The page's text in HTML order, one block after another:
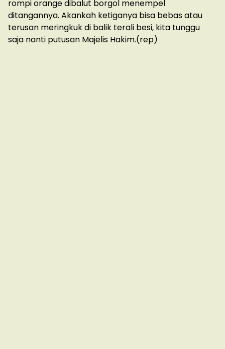
rompi orange dibalut borgol menempel
ditangannya. Akankah ketiganya bisa bebas atau
terusan meringkuk di balik terali besi, kita tunggu
saja nanti putusan Majelis Hakim.(rep)